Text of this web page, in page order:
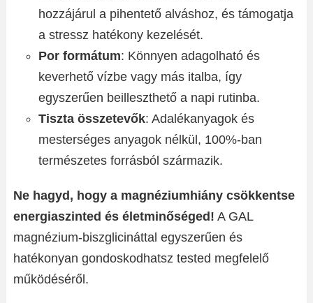
hozzájárul a pihentető alváshoz, és támogatja
a stressz hatékony kezelését.
Por formátum: Könnyen adagolható és
keverhető vízbe vagy más italba, így
egyszerűen beilleszthető a napi rutinba.
Tiszta összetevők: Adalékanyagok és
mesterséges anyagok nélkül, 100%-ban
természetes forrásból származik.
Ne hagyd, hogy a magnéziumhiány csökkentse
energiaszinted és életminőséged! A GAL
magnézium-biszglicináttal egyszerűen és
hatékonyan gondoskodhatsz tested megfelelő
működéséről.